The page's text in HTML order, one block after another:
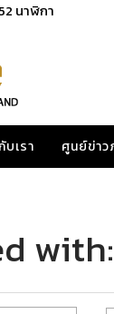
นาฬิกา
บเรา ศูนย์ข่าว